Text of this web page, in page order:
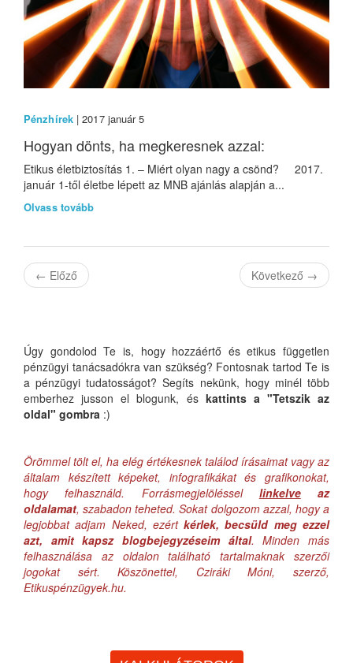
Pénzhírek| 2017 január 5
Hogyan dönts, ha megkeresnek azzal:
Etikus életbiztosítás 1. – Miért olyan nagy a csönd? 2017.
január 1-től életbe lépett az MNB ajánlás alapján a...
Olvass tovább
← Előző Következő →
Úgy gondolod Te is, hogy hozzáértő és etikus független
pénzügyi tanácsadókra van szükség? Fontosnak tartod Te is
a pénzügyi tudatosságot? Segíts nekünk, hogy minél több
emberhez jusson el blogunk, és kattints a "Tetszik az
oldal" gombra :)
Örömmel tölt el, ha elég értékesnek találod írásaimat vagy az
általam készített képeket, infografikákat és grafikonokat,
hogy felhasználd. Forrásmegjelöléssel linkelveaz
oldalamat, szabadon teheted. Sokat dolgozom azzal, hogy a
legjobbat adjam Neked, ezértkérlek, becsüld meg ezzel
azt, amit kapsz blogbejegyzéseim által. Minden más
felhasználása az oldalon található tartalmaknak szerzői
jogokat sért. Köszönettel, Cziráki Móni, szerző,
Etikuspénzügyek.hu.